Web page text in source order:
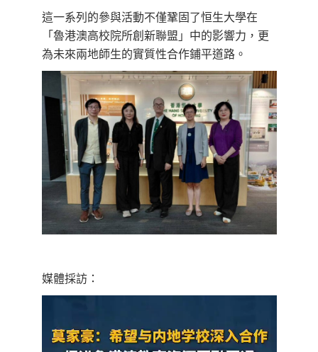
這一系列的參與活動不僅鞏固了恒生大學在
「魯港澳高校院所創新聯盟」中的影響力，更
為未來兩地師生的實質性合作鋪平道路。
媒體採訪：